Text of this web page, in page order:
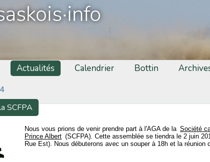
Actualités Calendrier Bottin
SCFPA
Nous vous prions de venir prendre part à l'AGA de la Société
Prince Albert (SCFPA). Cette assemblée se tiendra le 2 juin
Rue Est). Nous débuterons avec un souper à 18h et la réunion